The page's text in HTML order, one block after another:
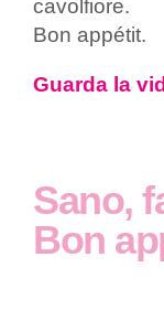
cavolfiore.
Bon appétit.
Guarda la
Sano,
Bon